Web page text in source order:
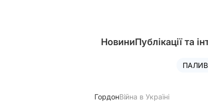
НовиниПублікації та
ГордонВійна в Україні